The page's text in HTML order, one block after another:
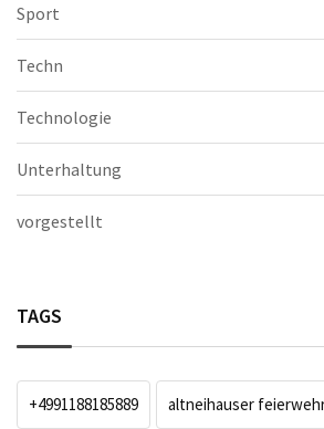
Sport
Techn
Technologie
Unterhaltung
vorgestellt
TAGS
+4991188185889 altneihauser